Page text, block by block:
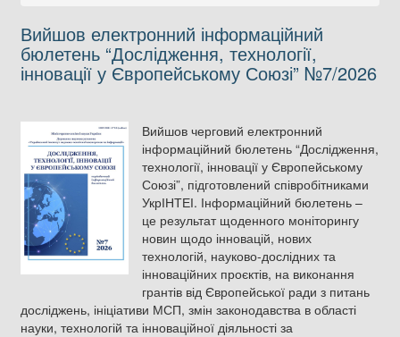
Вийшов електронний інформаційний
бюлетень “Дослідження, технології,
інновації у Європейському Союзі” №7/2026
Вийшов черговий електронний
інформаційний бюлетень “Дослідження,
технології, інновації у Європейському
Союзі”, підготовлений співробітниками
УкрІНТЕІ. Інформаційний бюлетень –
це результат щоденного моніторингу
новин щодо інновацій, нових
технологій, науково-дослідних та
інноваційних проєктів, на виконання
грантів від Європейської ради з питань
досліджень, ініціативи МСП, змін законодавства в області
науки, технологій та інноваційної діяльності за